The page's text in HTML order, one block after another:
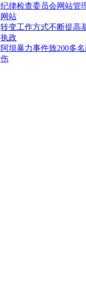
纪律检查委员会网站管
网站
转变工作方式不断提高
执政
阿坝暴力事件致200多
伤